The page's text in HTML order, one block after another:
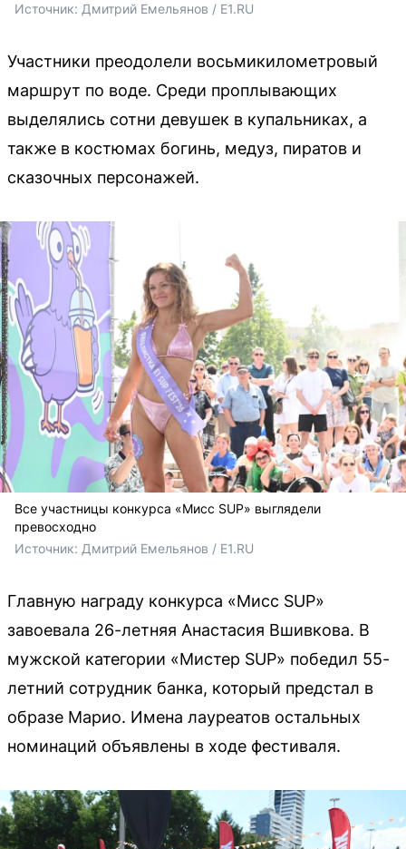
Источник: Дмитрий Емельянов / E1.RU
Участники преодолели восьмикилометровый
маршрут по воде. Среди проплывающих
выделялись сотни девушек в купальниках, а
также в костюмах богинь, медуз, пиратов и
сказочных персонажей.
Все участницы конкурса «Мисс SUP» выглядели
превосходно
Источник: Дмитрий Емельянов / E1.RU
Главную награду конкурса «Мисс SUP»
завоевала 26-летняя Анастасия Вшивкова. В
мужской категории «Мистер SUP» победил 55-
летний сотрудник банка, который предстал в
образе Марио. Имена лауреатов остальных
номинаций объявлены в ходе фестиваля.